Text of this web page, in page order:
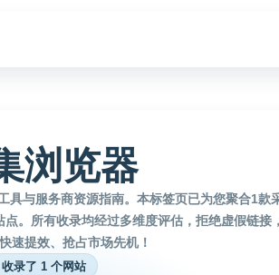
浏览器
具与服务商资源指南。本标签页已为您聚合1款
。所有收录均经过多维度评估，拒绝虚假链接
速提效、抢占市场先机！
收录了 1 个网站